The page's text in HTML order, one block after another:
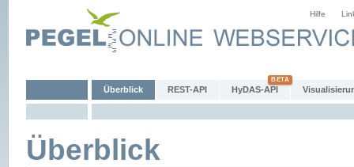
Hilfe
Überblick REST-API HyDAS-API
Überblick